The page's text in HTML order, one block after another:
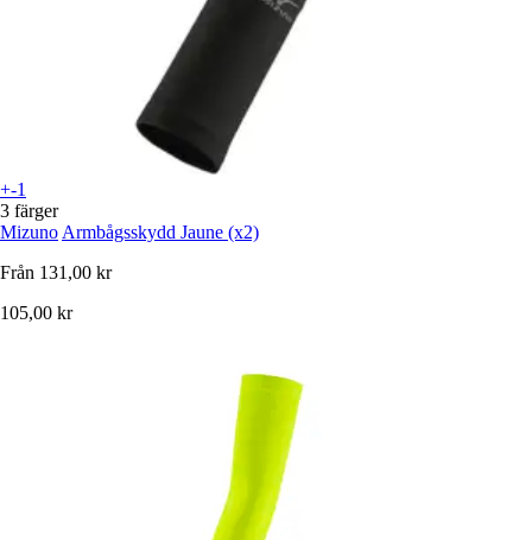
+-1
3 färger
Mizuno Armbågsskydd Jaune (x2)
Från 131,00 kr
105,00 kr